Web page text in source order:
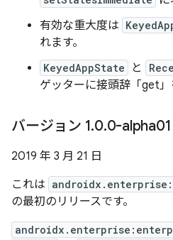
有効な重大度は
れます。
KeyedAppState と
ゲッターに接頭辞「get
バージョン 1.0.0-alpha01
2019 年 3 月 21 日
これは
の最初のリリースです。